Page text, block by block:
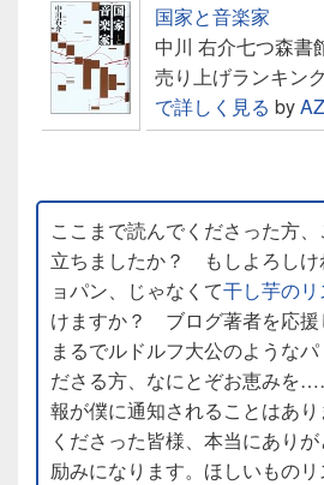
国家と音楽家
中川 右介七つ森書
売り上げランキン
で詳しく見る by
ここまで読んでくださった方
立ちましたか？ もしよろしけ
ョパン、じゃなくて干し芋のリ
けますか？ ブログ著者を応援
まるでルドルフ大公のようなパ
ださる方、なにとぞお恵みを
報が僕に通知されることはあ
くださった皆様、本当にありが
励みになります。ほしいもの